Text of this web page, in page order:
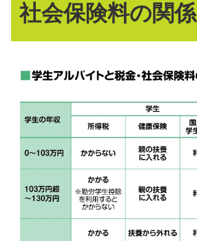
社会保険料の関係